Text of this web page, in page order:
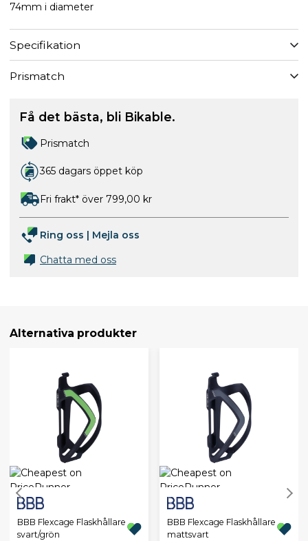
74mm i diameter
Specifikation
Prismatch
Få det bästa, bli Bikable.
Prismatch
365 dagars öppet köp
Fri frakt* över 799,00 kr
Ring oss | Mejla oss
Chatta med oss
Alternativa produkter
BBB Flexcage Flaskhållare
svart/grön
BBB Flexcage Flaskhållare
mattsvart